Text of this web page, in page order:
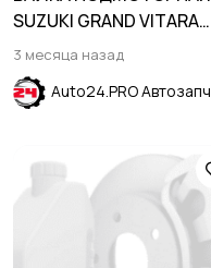
SUZUKI GRAND VITARA
1998-2007
3 месяца назад